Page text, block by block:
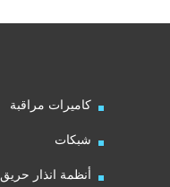
كاميرات مراقبة
شبكات
أنظمة انذار حريق